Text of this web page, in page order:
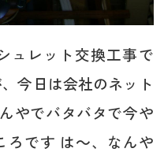
ュレット交換工事で
今日は会社のネット
やでバタバタで今や
ろです は～、なんや